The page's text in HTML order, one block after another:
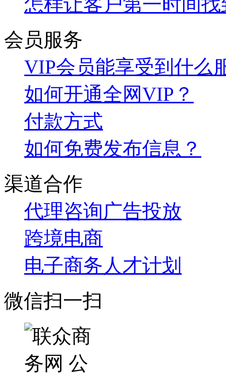
怎样让客户第一时间
会员服务
VIP会员能享受到什么
如何开通全网VIP？
付款方式
如何免费发布信息？
渠道合作
代理咨询广告投放
跨境电商
电子商务人才计划
微信扫一扫